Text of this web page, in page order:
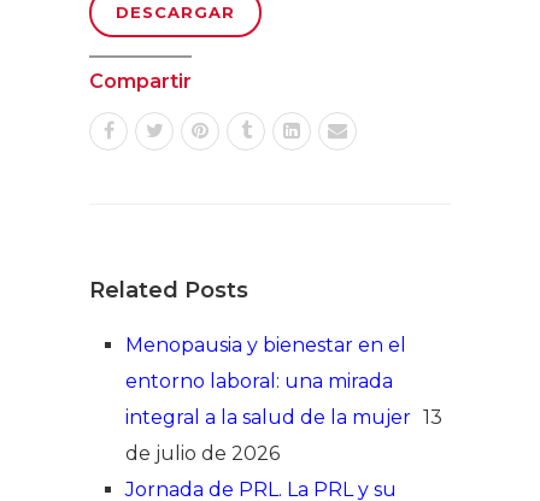
DESCARGAR
Compartir
Related Posts
Menopausia y bienestar en el
entorno laboral: una mirada
integral a la salud de la mujer 13
de julio de 2026
Jornada de PRL. La PRL y su